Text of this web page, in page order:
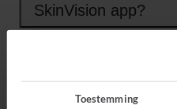
Toestemming
SkinVision app?